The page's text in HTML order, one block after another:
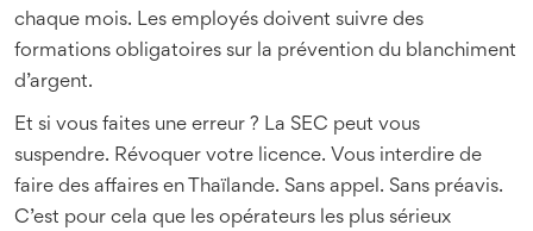
chaque mois. Les employés doivent suivre des
formations obligatoires sur la prévention du blanchiment
d’argent.
Et si vous faites une erreur ? La SEC peut vous
suspendre. Révoquer votre licence. Vous interdire de
faire des affaires en Thaïlande. Sans appel. Sans préavis.
C’est pour cela que les opérateurs les plus sérieux